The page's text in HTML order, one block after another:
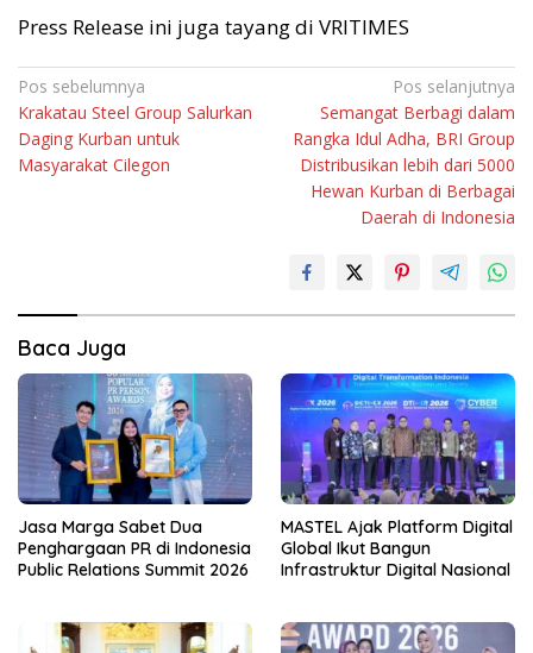
Press Release ini juga tayang di VRITIMES
Navigasi
pos
Pos sebelumnya
Krakatau Steel Group Salurkan
Daging Kurban untuk
Masyarakat Cilegon
Pos selanjutnya
Semangat Berbagi dalam
Rangka Idul Adha, BRI Group
Distribusikan lebih dari 5000
Hewan Kurban di Berbagai
Daerah di Indonesia
Baca Juga
Jasa Marga Sabet Dua
Penghargaan PR di Indonesia
Public Relations Summit 2026
MASTEL Ajak Platform Digital
Global Ikut Bangun
Infrastruktur Digital Nasional